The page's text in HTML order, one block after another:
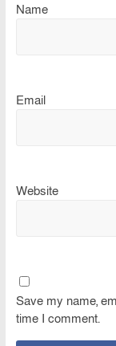
Name
Email
Website
Save my name,
time I comment.